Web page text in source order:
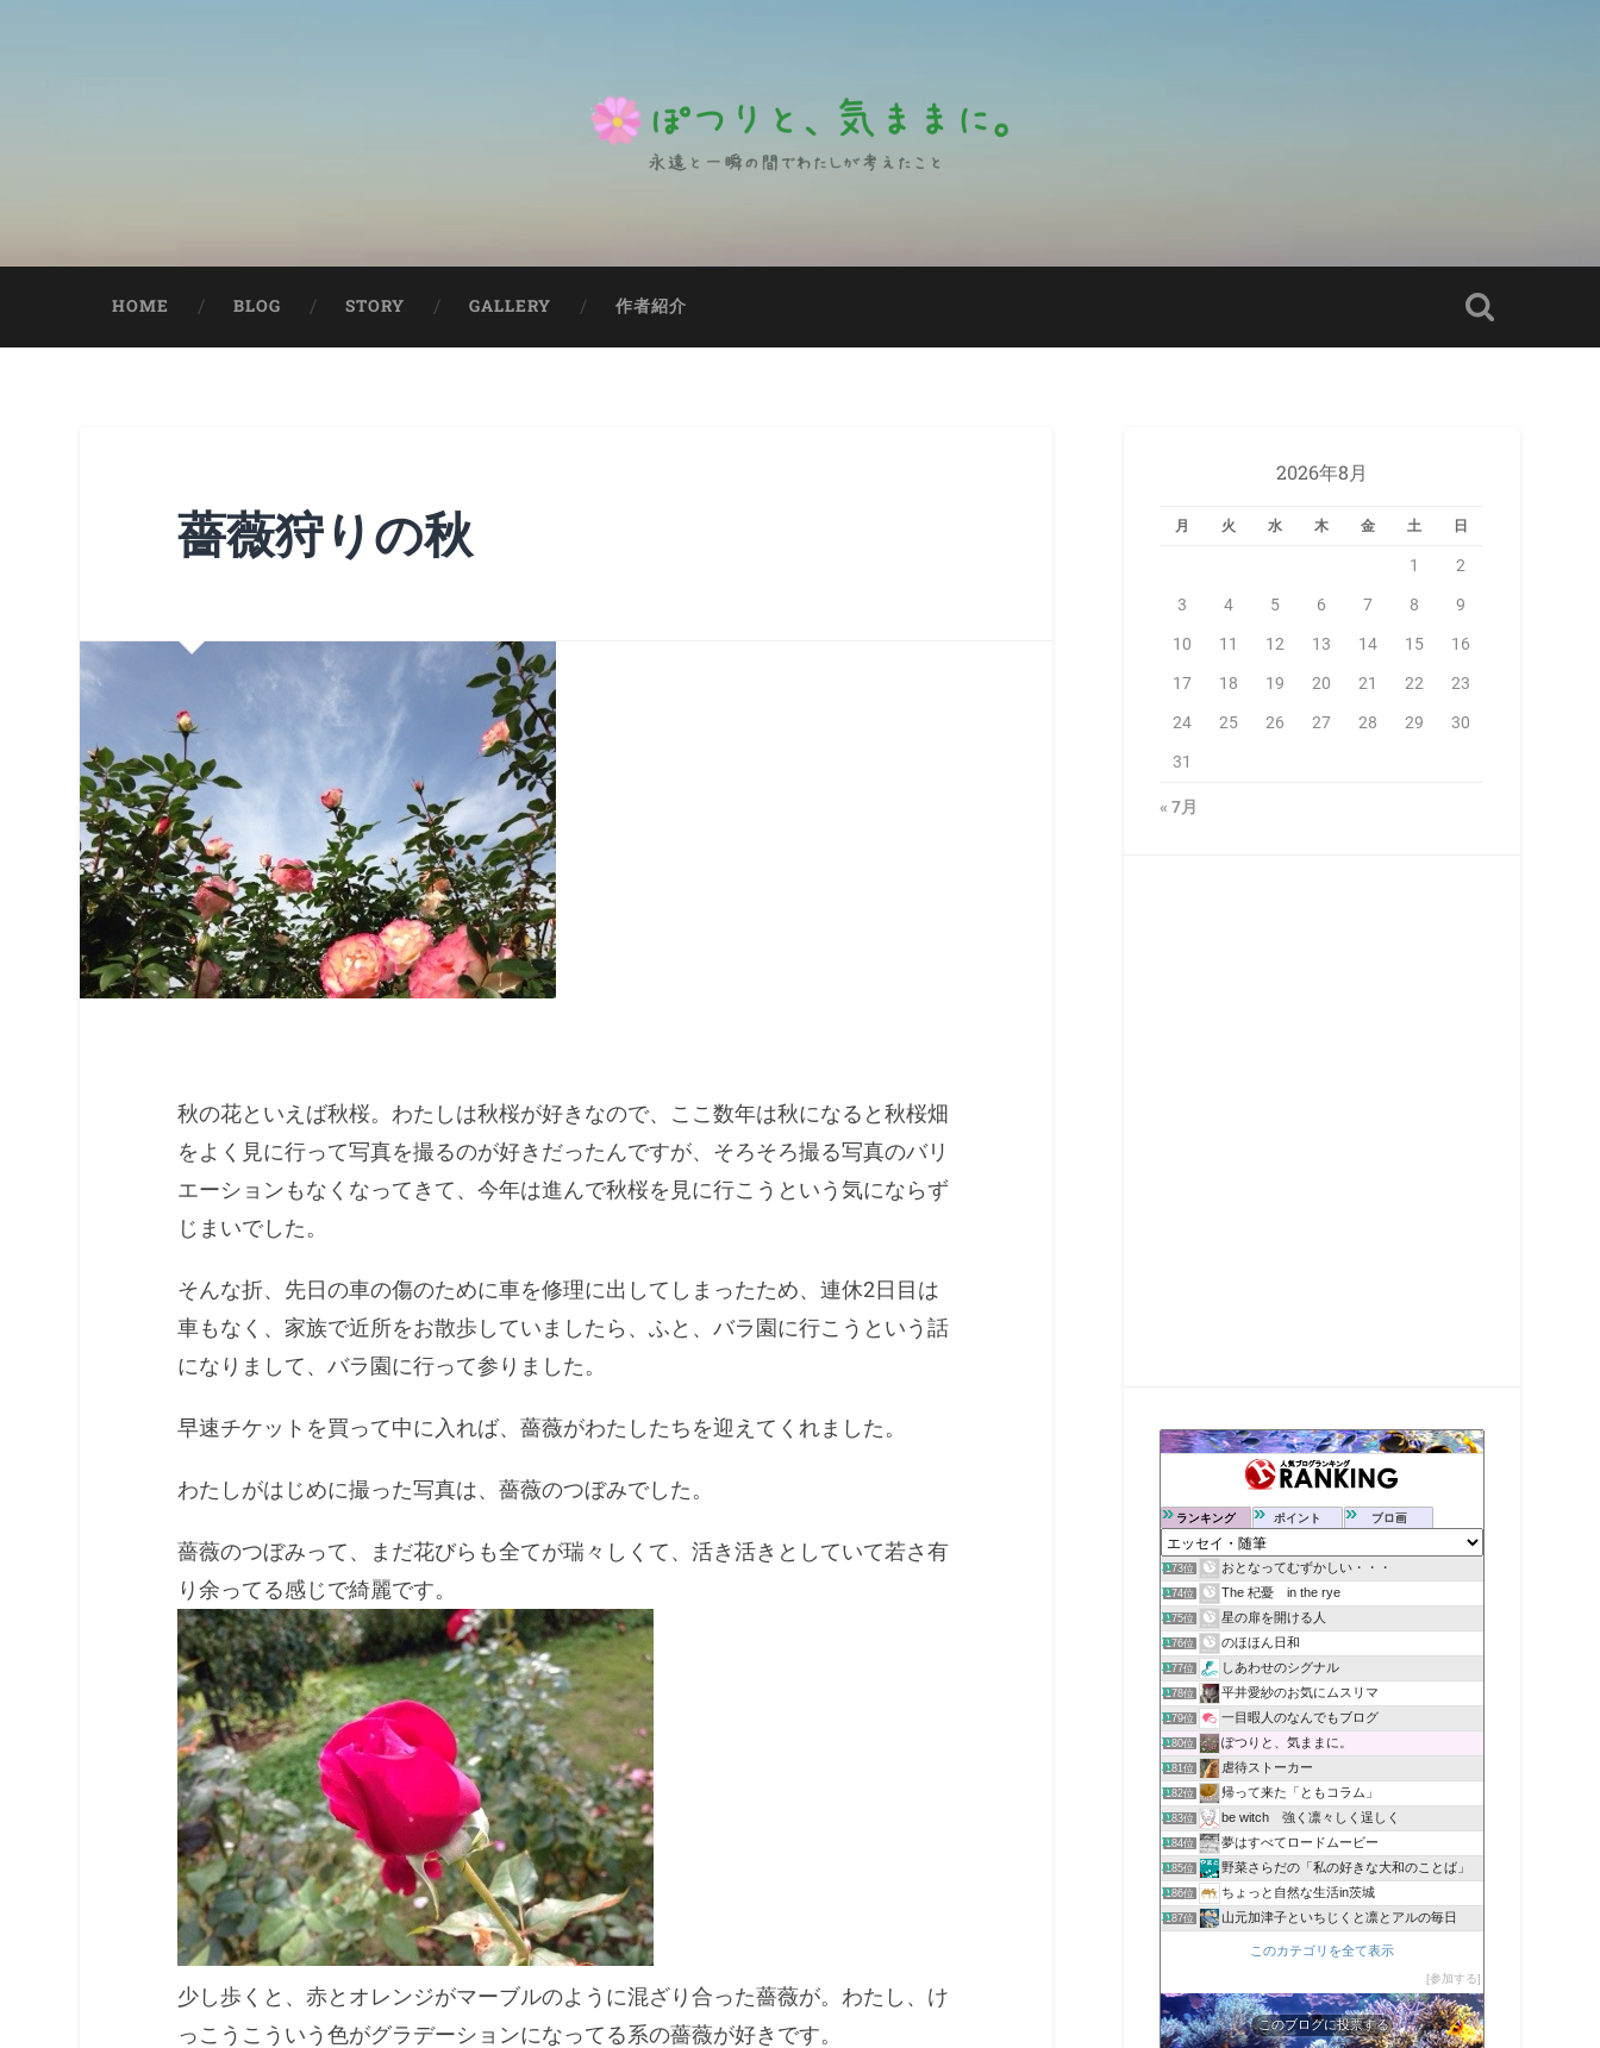
HOME BLOG STORY GALLERY 作者紹介
薔薇狩りの秋
秋の花といえば秋桜。わたしは秋桜が好きなので、ここ数年は秋になると秋桜畑
をよく見に行って写真を撮るのが好きだったんですが、そろそろ撮る写真のバリ
エーションもなくなってきて、今年は進んで秋桜を見に行こうという気にならず
じまいでした。
そんな折、先日の車の傷のために車を修理に出してしまったため、連休2日目は
車もなく、家族で近所をお散歩していましたら、ふと、バラ園に行こうという話
になりまして、バラ園に行って参りました。
早速チケットを買って中に入れば、薔薇がわたしたちを迎えてくれました。
わたしがはじめに撮った写真は、薔薇のつぼみでした。
薔薇のつぼみって、まだ花びらも全てが瑞々しくて、活き活きとしていて若さ有
り余ってる感じで綺麗です。
少し歩くと、赤とオレンジがマーブルのように混ざり合った薔薇が。わたし、け
っこうこういう色がグラデーションになってる系の薔薇が好きです。
2026年8月
月 火 水 木 金 土 日
1 2
3 4 5 6 7 8 9
10 11 12 13 14 15 16
17 18 19 20 21 22 23
24 25 26 27 28 29 30
31
« 7月
ランキング ポイント ブロ画
173位 おとなってむずかしい・・・
174位 The 杞憂 in the rye
175位 星の扉を開ける人
176位 のほほん日和
177位 しあわせのシグナル
178位 平井愛紗のお気にムスリマ
179位 一目暇人のなんでもブログ
180位 ぽつりと、気ままに。
181位 虐待ストーカー
182位 帰って来た「ともコラム」
183位 be witch 強く凛々しく逞しく
184位 夢はすべてロードムービー
185位 野菜さらだの「私の好きな大和のことば」
186位 ちょっと自然な生活in茨城
187位 山元加津子といちじくと凛とアルの毎日
このカテゴリを全て表示
参加する
このブログに投票する